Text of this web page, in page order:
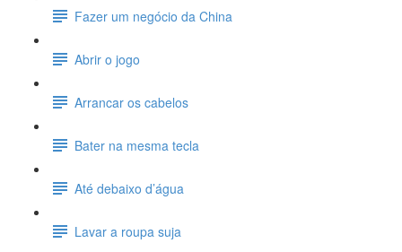
Fazer um negócio da China
Abrir o jogo
Arrancar os cabelos
Bater na mesma tecla
Até debaixo d’água
Lavar a roupa suja